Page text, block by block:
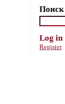
Поиск
Log in
Register